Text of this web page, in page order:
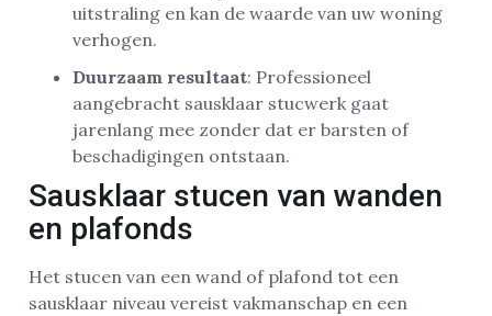
uitstraling en kan de waarde van uw woning
verhogen.
Duurzaam resultaat: Professioneel
aangebracht sausklaar stucwerk gaat
jarenlang mee zonder dat er barsten of
beschadigingen ontstaan.
Sausklaar stucen van wanden
en plafonds
Het stucen van een wand of plafond tot een
sausklaar niveau vereist vakmanschap en een